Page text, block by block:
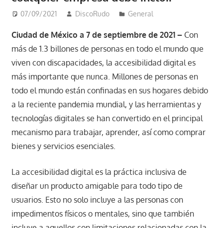
07/09/2021 DiscoRudo General
Ciudad de México a 7 de septiembre de 2021 –Con
más de 1.3 billones de personas en todo el mundo que
viven con discapacidades, la accesibilidad digital es
más importante que nunca. Millones de personas en
todo el mundo están confinadas en sus hogares debido
a la reciente pandemia mundial, y las herramientas y
tecnologías digitales se han convertido en el principal
mecanismo para trabajar, aprender, así como comprar
bienes y servicios esenciales.
La accesibilidad digital es la práctica inclusiva de
diseñar un producto amigable para todo tipo de
usuarios. Esto no solo incluye a las personas con
impedimentos físicos o mentales, sino que también